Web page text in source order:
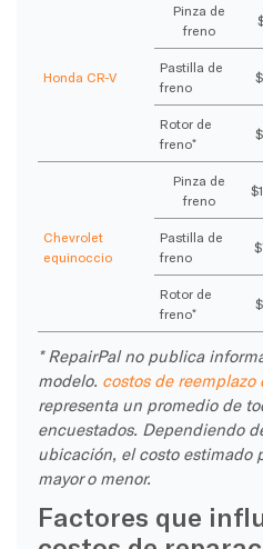
Honda CR-V
Pinza de
freno
Pastilla de
freno
Rotor de
freno*
Chevrolet
equinoccio
Pinza de
freno
Pastilla de
freno
Rotor de
freno*
* RepairPal no publica
modelo. costos de reemplazo
representa un promedio de
encuestados. Dependiendo
ubicación, el costo estimado
mayor o menor.
Factores que